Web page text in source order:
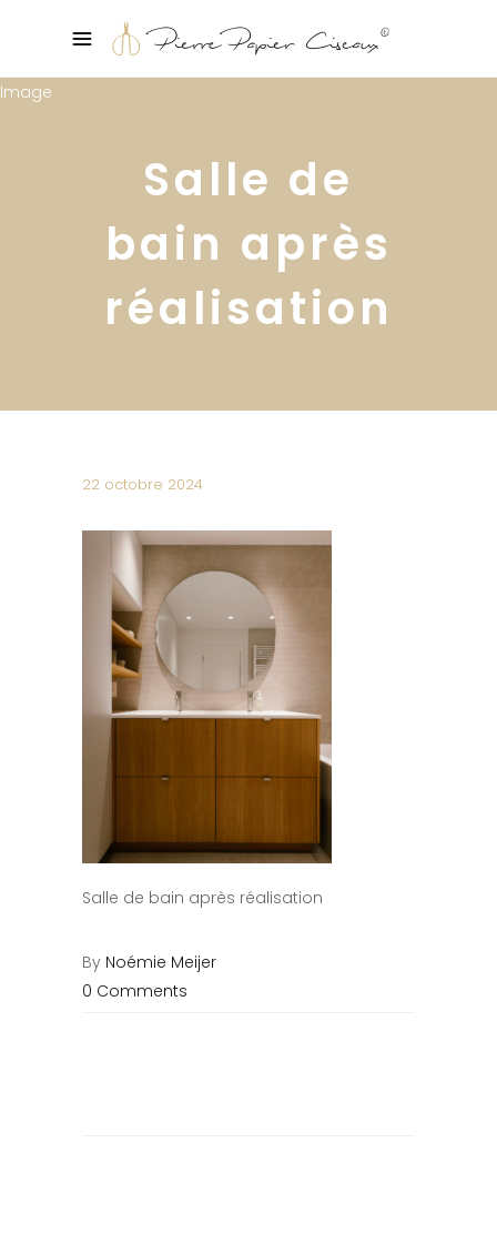
Salle de
bain après
réalisation
22 octobre 2024
Salle de bain après réalisation
By Noémie Meijer
0 Comments